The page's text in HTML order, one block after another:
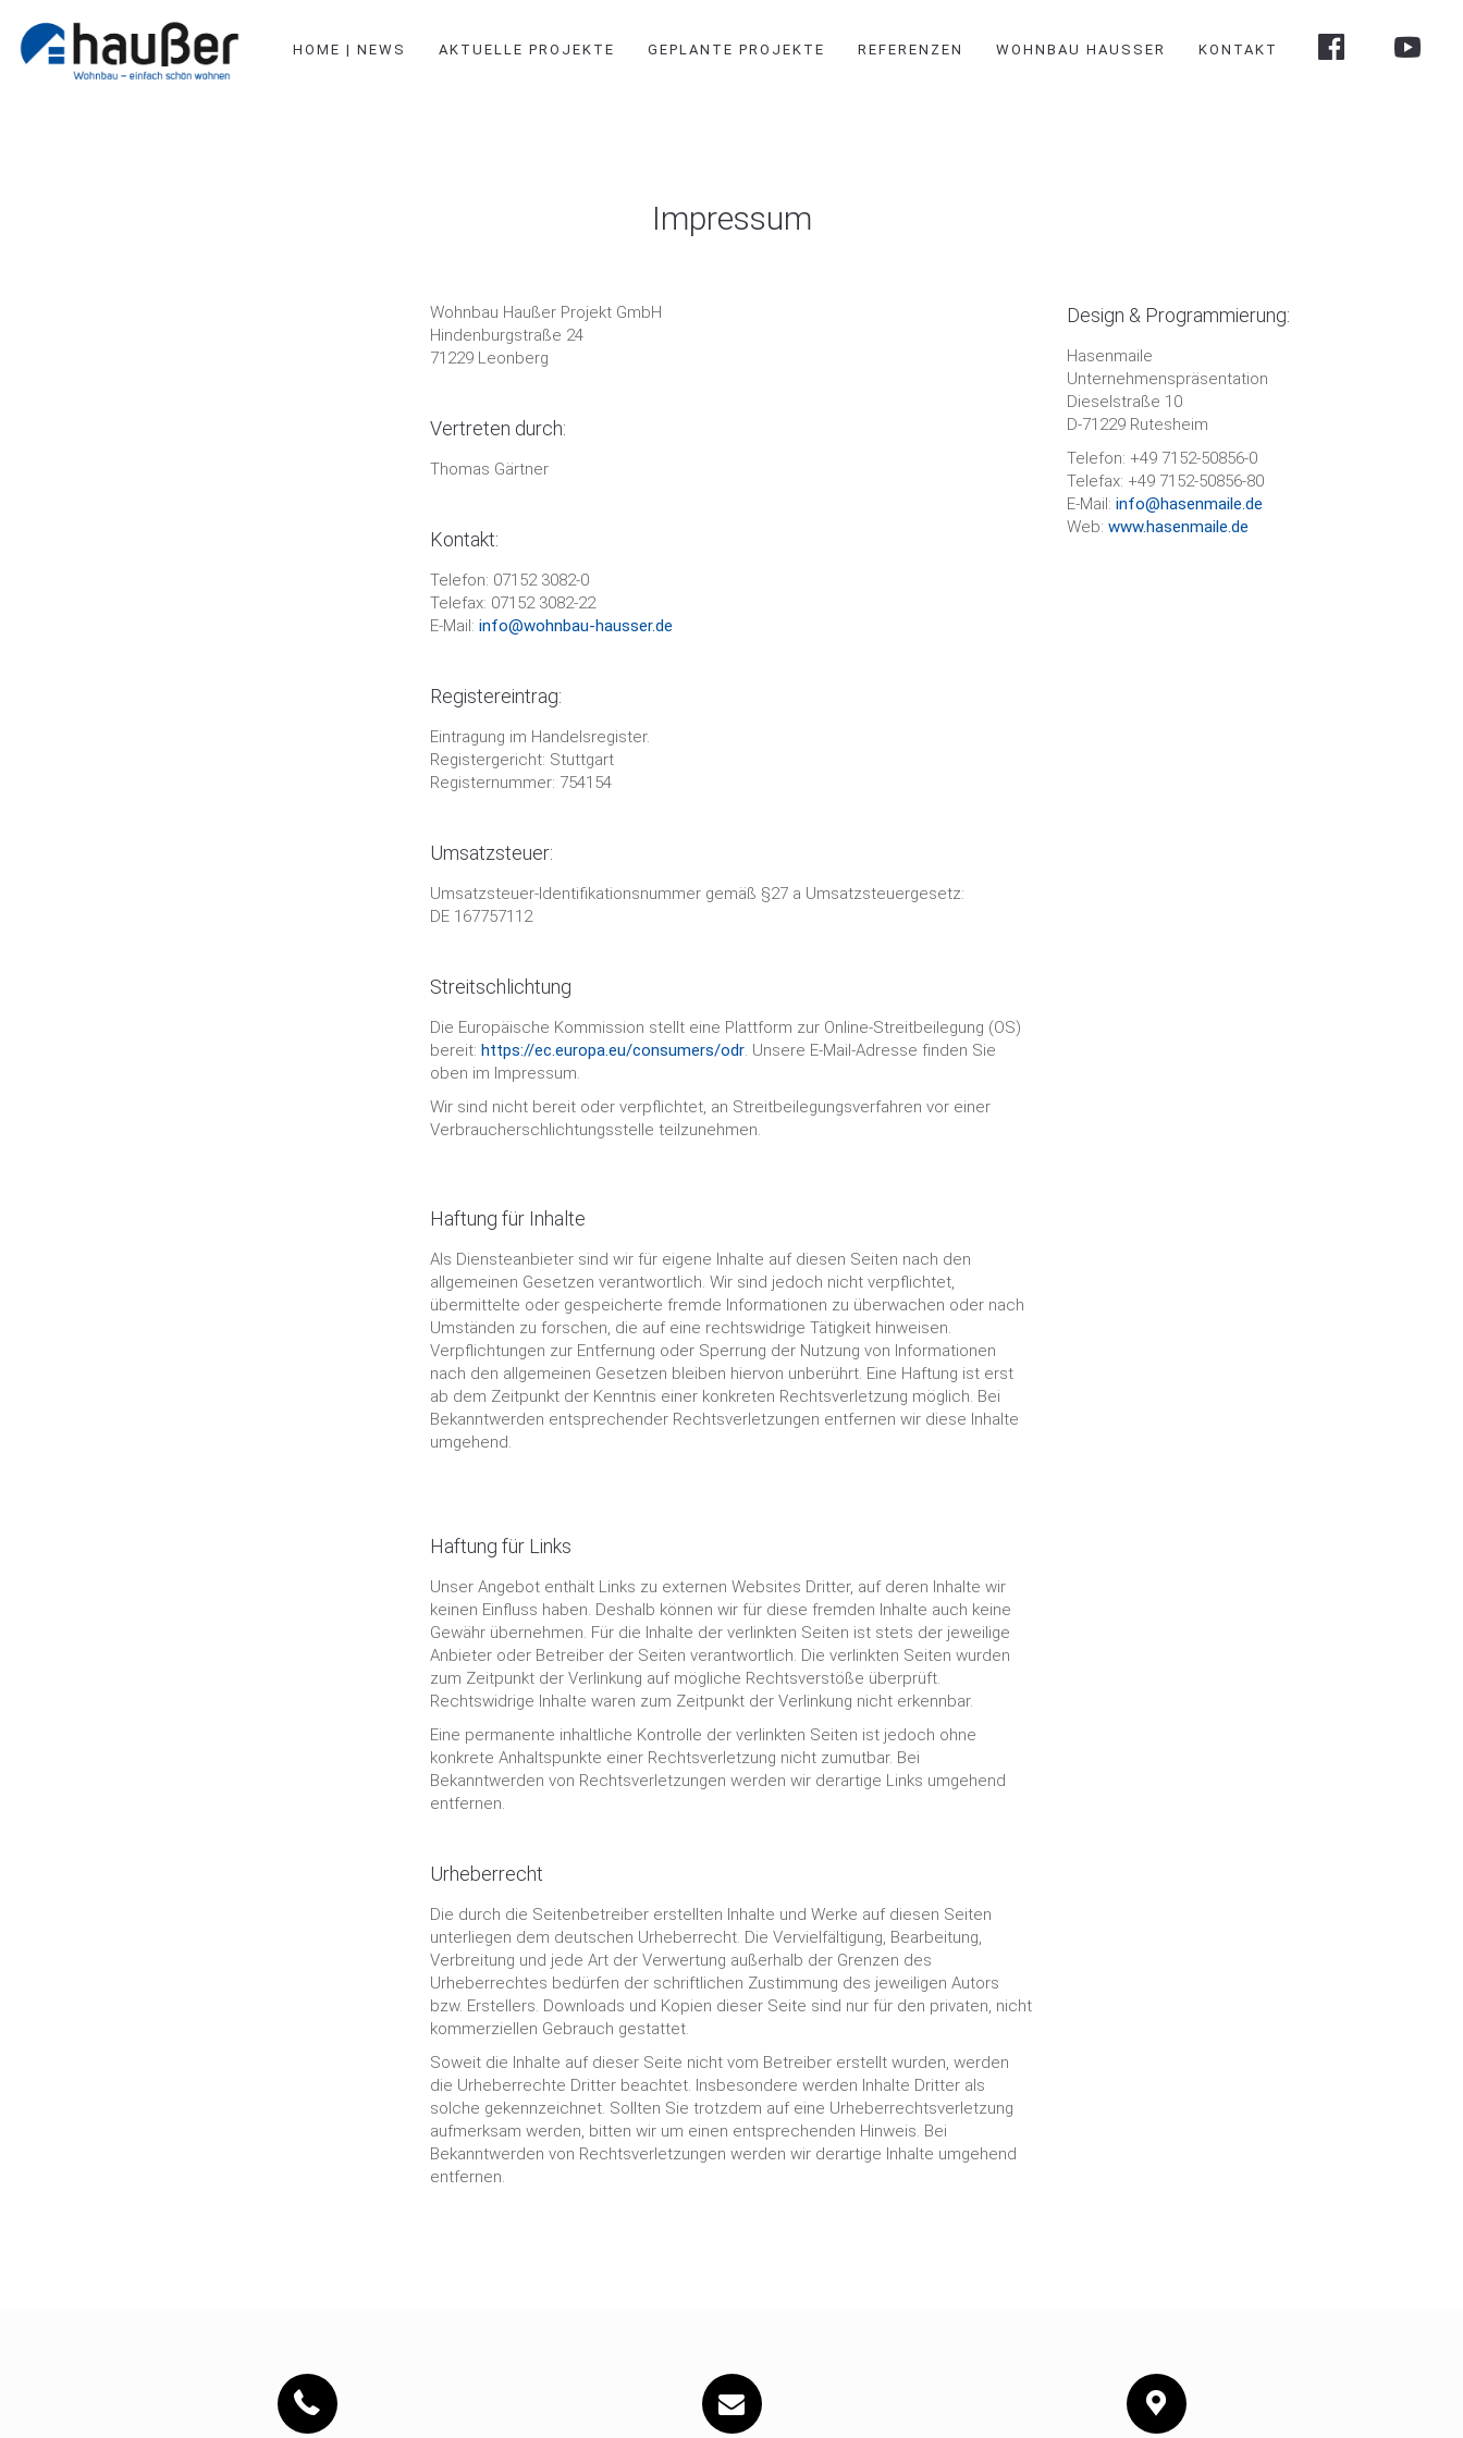
HOME | NEWS AKTUELLE PROJEKTE GEPLANTE PROJEKTE REFERENZEN WOHNBAU HAUSSER KONTAKT
Impressum
Wohnbau Haußer Projekt GmbH
Hindenburgstraße 24
71229 Leonberg
Vertreten durch:
Thomas Gärtner
Kontakt:
Telefon: 07152 3082-0
Telefax: 07152 3082-22
E-Mail: info@wohnbau-hausser.de
Registereintrag:
Eintragung im Handelsregister.
Registergericht: Stuttgart
Registernummer: 754154
Umsatzsteuer:
Umsatzsteuer-Identifikationsnummer gemäß §27 a Umsatzsteuergesetz:
DE 167757112
Streitschlichtung
Die Europäische Kommission stellt eine Plattform zur Online-Streitbeilegung (OS)
bereit: https://ec.europa.eu/consumers/odr. Unsere E-Mail-Adresse finden Sie
oben im Impressum.
Wir sind nicht bereit oder verpflichtet, an Streitbeilegungsverfahren vor einer
Verbraucherschlichtungsstelle teilzunehmen.
Haftung für Inhalte
Als Diensteanbieter sind wir für eigene Inhalte auf diesen Seiten nach den
allgemeinen Gesetzen verantwortlich. Wir sind jedoch nicht verpflichtet,
übermittelte oder gespeicherte fremde Informationen zu überwachen oder nach
Umständen zu forschen, die auf eine rechtswidrige Tätigkeit hinweisen.
Verpflichtungen zur Entfernung oder Sperrung der Nutzung von Informationen
nach den allgemeinen Gesetzen bleiben hiervon unberührt. Eine Haftung ist erst
ab dem Zeitpunkt der Kenntnis einer konkreten Rechtsverletzung möglich. Bei
Bekanntwerden entsprechender Rechtsverletzungen entfernen wir diese Inhalte
umgehend.
Haftung für Links
Unser Angebot enthält Links zu externen Websites Dritter, auf deren Inhalte wir
keinen Einfluss haben. Deshalb können wir für diese fremden Inhalte auch keine
Gewähr übernehmen. Für die Inhalte der verlinkten Seiten ist stets der jeweilige
Anbieter oder Betreiber der Seiten verantwortlich. Die verlinkten Seiten wurden
zum Zeitpunkt der Verlinkung auf mögliche Rechtsverstöße überprüft.
Rechtswidrige Inhalte waren zum Zeitpunkt der Verlinkung nicht erkennbar.
Eine permanente inhaltliche Kontrolle der verlinkten Seiten ist jedoch ohne
konkrete Anhaltspunkte einer Rechtsverletzung nicht zumutbar. Bei
Bekanntwerden von Rechtsverletzungen werden wir derartige Links umgehend
entfernen.
Urheberrecht
Die durch die Seitenbetreiber erstellten Inhalte und Werke auf diesen Seiten
unterliegen dem deutschen Urheberrecht. Die Vervielfältigung, Bearbeitung,
Verbreitung und jede Art der Verwertung außerhalb der Grenzen des
Urheberrechtes bedürfen der schriftlichen Zustimmung des jeweiligen Autors
bzw. Erstellers. Downloads und Kopien dieser Seite sind nur für den privaten, nicht
kommerziellen Gebrauch gestattet.
Soweit die Inhalte auf dieser Seite nicht vom Betreiber erstellt wurden, werden
die Urheberrechte Dritter beachtet. Insbesondere werden Inhalte Dritter als
solche gekennzeichnet. Sollten Sie trotzdem auf eine Urheberrechtsverletzung
aufmerksam werden, bitten wir um einen entsprechenden Hinweis. Bei
Bekanntwerden von Rechtsverletzungen werden wir derartige Inhalte umgehend
entfernen.
Design & Programmierung:
Hasenmaile
Unternehmenspräsentation
Dieselstraße 10
D-71229 Rutesheim
Telefon: +49 7152-50856-0
Telefax: +49 7152-50856-80
E-Mail: info@hasenmaile.de
Web: www.hasenmaile.de